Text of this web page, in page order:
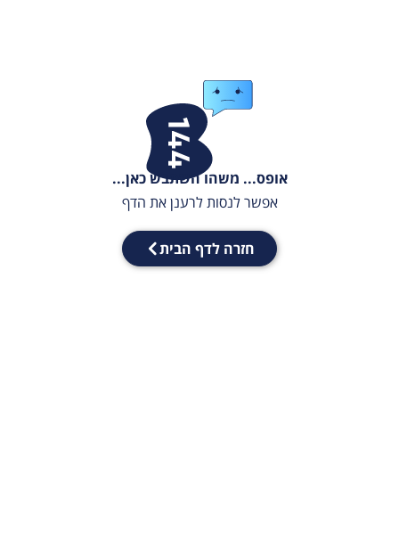
אופס... משהו השתבש כאן...
אפשר לנסות לרענן את הדף
חזרה לדף הבית